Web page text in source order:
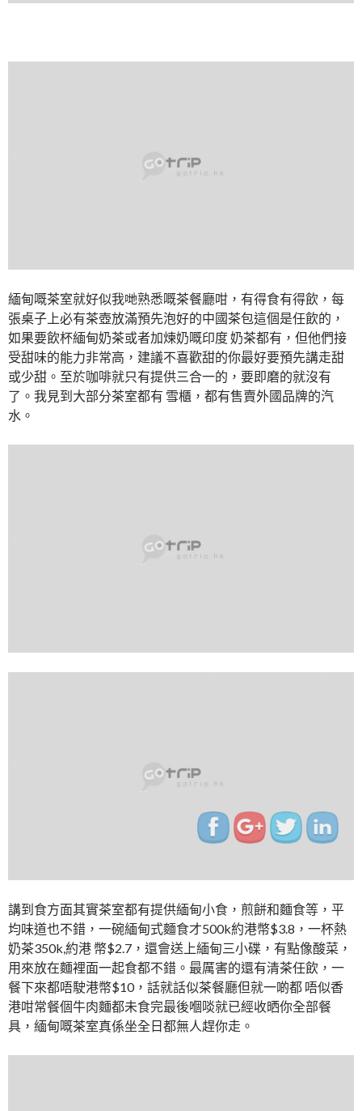
緬甸嘅茶室就好似我哋熟悉嘅茶餐廳咁，有得食有得飲，每
張桌子上必有茶壺放滿預先泡好的中國茶包這個是任飲的，
如果要飲杯緬甸奶茶或者加煉奶嘅印度 奶茶都有，但他們接
受甜味的能力非常高，建議不喜歡甜的你最好要預先講走甜
或少甜。至於咖啡就只有提供三合一的，要即磨的就沒有
了。我見到大部分茶室都有 雪櫃，都有售賣外國品牌的汽
水。
講到食方面其實茶室都有提供緬甸小食，煎餅和麵食等，平
均味道也不錯，一碗緬甸式麵食才500k約港幣$3.8，一杯熱
奶茶350k,約港 幣$2.7，還會送上緬甸三小碟，有點像酸菜，
用來放在麵裡面一起食都不錯。最厲害的還有清茶任飲，一
餐下來都唔駛港幣$10，話就話似茶餐廳但就一啲都 唔似香
港咁常餐個牛肉麵都未食完最後嗰啖就已經收晒你全部餐
具，緬甸嘅茶室真係坐全日都無人趕你走。
http://